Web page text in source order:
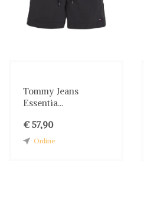
Tommy Jeans
Essentia...
€ 57,90
Online